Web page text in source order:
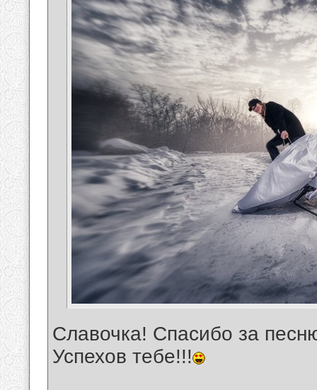
Славочка! Спасибо за
Успехов тебе!!!